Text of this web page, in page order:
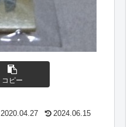
コピー
2020.04.27 2024.06.15